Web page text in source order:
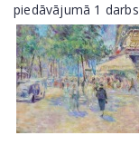
piedāvājumā 1 darbs